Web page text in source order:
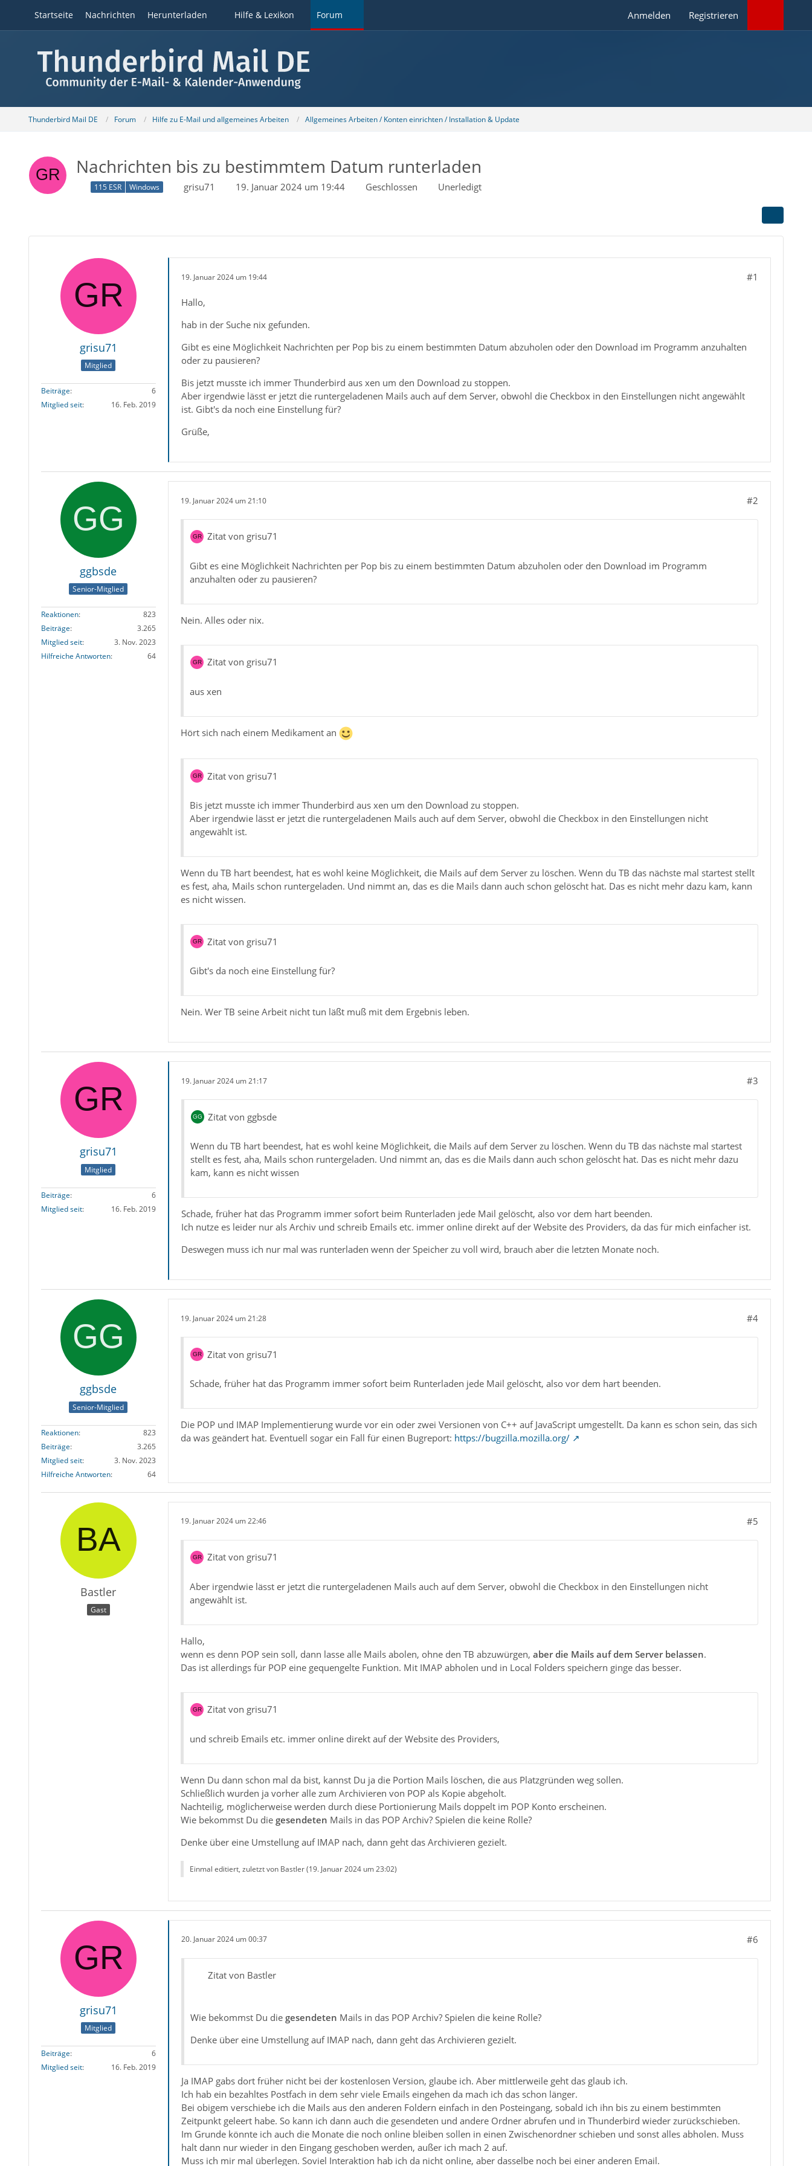
Startseite Nachrichten Herunterladen Hilfe & Lexikon Forum Anmelden Registrieren
Thunderbird Mail DE Forum Hilfe zu E-Mail und allgemeines Arbeiten Allgemeines Arbeiten / Konten einrichten / Installation & Update
Nachrichten bis zu bestimmtem Datum runterladen
115 ESR Windows grisu71 19. Januar 2024 um 19:44 Geschlossen Unerledigt
grisu71
Mitglied
Beiträge
6
Mitglied seit
16. Feb. 2019
19. Januar 2024 um 19:44 #1
Hallo,
hab in der Suche nix gefunden.
Gibt es eine Möglichkeit Nachrichten per Pop bis zu einem bestimmten Datum abzuholen oder den Download im Programm anzuhalten
oder zu pausieren?
Bis jetzt musste ich immer Thunderbird aus xen um den Download zu stoppen.
Aber irgendwie lässt er jetzt die runtergeladenen Mails auch auf dem Server, obwohl die Checkbox in den Einstellungen nicht angewählt
ist. Gibt's da noch eine Einstellung für?
Grüße,
ggbsde
Senior-Mitglied
Reaktionen
823
Beiträge
3.265
Mitglied seit
3. Nov. 2023
Hilfreiche Antworten
64
19. Januar 2024 um 21:10 #2
Zitat von grisu71
Gibt es eine Möglichkeit Nachrichten per Pop bis zu einem bestimmten Datum abzuholen oder den Download im Programm
anzuhalten oder zu pausieren?
Nein. Alles oder nix.
Zitat von grisu71
aus xen
Hört sich nach einem Medikament an
Zitat von grisu71
Bis jetzt musste ich immer Thunderbird aus xen um den Download zu stoppen.
Aber irgendwie lässt er jetzt die runtergeladenen Mails auch auf dem Server, obwohl die Checkbox in den Einstellungen nicht
angewählt ist.
Wenn du TB hart beendest, hat es wohl keine Möglichkeit, die Mails auf dem Server zu löschen. Wenn du TB das nächste mal startest stellt
es fest, aha, Mails schon runtergeladen. Und nimmt an, das es die Mails dann auch schon gelöscht hat. Das es nicht mehr dazu kam, kann
es nicht wissen.
Zitat von grisu71
Gibt's da noch eine Einstellung für?
Nein. Wer TB seine Arbeit nicht tun läßt muß mit dem Ergebnis leben.
grisu71
Mitglied
Beiträge
6
Mitglied seit
16. Feb. 2019
19. Januar 2024 um 21:17 #3
Zitat von ggbsde
Wenn du TB hart beendest, hat es wohl keine Möglichkeit, die Mails auf dem Server zu löschen. Wenn du TB das nächste mal startest
stellt es fest, aha, Mails schon runtergeladen. Und nimmt an, das es die Mails dann auch schon gelöscht hat. Das es nicht mehr dazu
kam, kann es nicht wissen
Schade, früher hat das Programm immer sofort beim Runterladen jede Mail gelöscht, also vor dem hart beenden.
Ich nutze es leider nur als Archiv und schreib Emails etc. immer online direkt auf der Website des Providers, da das für mich einfacher ist.
Deswegen muss ich nur mal was runterladen wenn der Speicher zu voll wird, brauch aber die letzten Monate noch.
ggbsde
Senior-Mitglied
Reaktionen
823
Beiträge
3.265
Mitglied seit
3. Nov. 2023
Hilfreiche Antworten
64
19. Januar 2024 um 21:28 #4
Zitat von grisu71
Schade, früher hat das Programm immer sofort beim Runterladen jede Mail gelöscht, also vor dem hart beenden.
Die POP und IMAP Implementierung wurde vor ein oder zwei Versionen von C++ auf JavaScript umgestellt. Da kann es schon sein, das sich
da was geändert hat. Eventuell sogar ein Fall für einen Bugreport: https://bugzilla.mozilla.org/
Bastler
Gast
19. Januar 2024 um 22:46 #5
Zitat von grisu71
Aber irgendwie lässt er jetzt die runtergeladenen Mails auch auf dem Server, obwohl die Checkbox in den Einstellungen nicht
angewählt ist.
Hallo,
wenn es denn POP sein soll, dann lasse alle Mails abolen, ohne den TB abzuwürgen, aber die Mails auf dem Server belassen.
Das ist allerdings für POP eine gequengelte Funktion. Mit IMAP abholen und in Local Folders speichern ginge das besser.
Zitat von grisu71
und schreib Emails etc. immer online direkt auf der Website des Providers,
Wenn Du dann schon mal da bist, kannst Du ja die Portion Mails löschen, die aus Platzgründen weg sollen.
Schließlich wurden ja vorher alle zum Archivieren von POP als Kopie abgeholt.
Nachteilig, möglicherweise werden durch diese Portionierung Mails doppelt im POP Konto erscheinen.
Wie bekommst Du die gesendeten Mails in das POP Archiv? Spielen die keine Rolle?
Denke über eine Umstellung auf IMAP nach, dann geht das Archivieren gezielt.
Einmal editiert, zuletzt von Bastler (19. Januar 2024 um 23:02)
grisu71
Mitglied
Beiträge
6
Mitglied seit
16. Feb. 2019
20. Januar 2024 um 00:37 #6
Zitat von Bastler
Wie bekommst Du die gesendeten Mails in das POP Archiv? Spielen die keine Rolle?
Denke über eine Umstellung auf IMAP nach, dann geht das Archivieren gezielt.
Ja IMAP gabs dort früher nicht bei der kostenlosen Version, glaube ich. Aber mittlerweile geht das glaub ich.
Ich hab ein bezahltes Postfach in dem sehr viele Emails eingehen da mach ich das schon länger.
Bei obigem verschiebe ich die Mails aus den anderen Foldern einfach in den Posteingang, sobald ich ihn bis zu einem bestimmten
Zeitpunkt geleert habe. So kann ich dann auch die gesendeten und andere Ordner abrufen und in Thunderbird wieder zurückschieben.
Im Grunde könnte ich auch die Monate die noch online bleiben sollen in einen Zwischenordner schieben und sonst alles abholen. Muss
halt dann nur wieder in den Eingang geschoben werden, außer ich mach 2 auf.
Muss ich mir mal überlegen. Soviel Interaktion hab ich da nicht online, aber dasselbe noch bei einer anderen Email.